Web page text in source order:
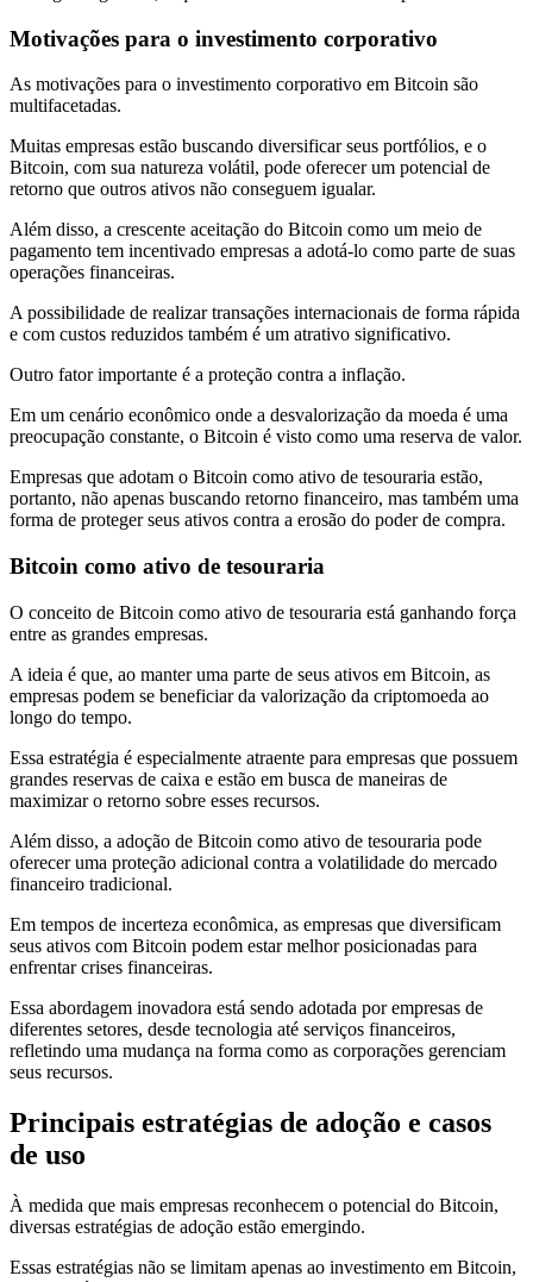
Motivações para o investimento corporativo
As motivações para o investimento corporativo em Bitcoin são
multifacetadas.
Muitas empresas estão buscando diversificar seus portfólios, e o
Bitcoin, com sua natureza volátil, pode oferecer um potencial de
retorno que outros ativos não conseguem igualar.
Além disso, a crescente aceitação do Bitcoin como um meio de
pagamento tem incentivado empresas a adotá-lo como parte de suas
operações financeiras.
A possibilidade de realizar transações internacionais de forma rápida
e com custos reduzidos também é um atrativo significativo.
Outro fator importante é a proteção contra a inflação.
Em um cenário econômico onde a desvalorização da moeda é uma
preocupação constante, o Bitcoin é visto como uma reserva de valor.
Empresas que adotam o Bitcoin como ativo de tesouraria estão,
portanto, não apenas buscando retorno financeiro, mas também uma
forma de proteger seus ativos contra a erosão do poder de compra.
Bitcoin como ativo de tesouraria
O conceito de Bitcoin como ativo de tesouraria está ganhando força
entre as grandes empresas.
A ideia é que, ao manter uma parte de seus ativos em Bitcoin, as
empresas podem se beneficiar da valorização da criptomoeda ao
longo do tempo.
Essa estratégia é especialmente atraente para empresas que possuem
grandes reservas de caixa e estão em busca de maneiras de
maximizar o retorno sobre esses recursos.
Além disso, a adoção de Bitcoin como ativo de tesouraria pode
oferecer uma proteção adicional contra a volatilidade do mercado
financeiro tradicional.
Em tempos de incerteza econômica, as empresas que diversificam
seus ativos com Bitcoin podem estar melhor posicionadas para
enfrentar crises financeiras.
Essa abordagem inovadora está sendo adotada por empresas de
diferentes setores, desde tecnologia até serviços financeiros,
refletindo uma mudança na forma como as corporações gerenciam
seus recursos.
Principais estratégias de adoção e casos
de uso
À medida que mais empresas reconhecem o potencial do Bitcoin,
diversas estratégias de adoção estão emergindo.
Essas estratégias não se limitam apenas ao investimento em Bitcoin,